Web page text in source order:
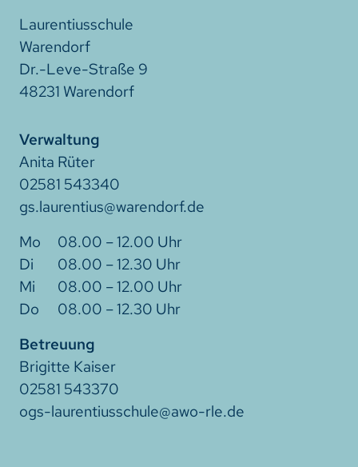
Laurentiusschule
Warendorf
Dr.-Leve-Straße 9
48231 Warendorf
Verwaltung
Anita Rüter
02581 543340
gs.laurentius@warendorf.de
08.00 – 12.00 Uhr
08.00 – 12.30 Uhr
08.00 – 12.00 Uhr
08.00 – 12.30 Uhr
Betreuung
Brigitte Kaiser
02581 543370
ogs-laurentiusschule@awo-rle.de